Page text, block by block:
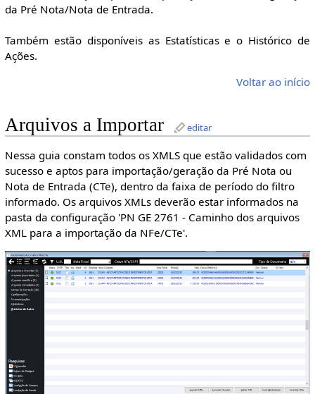
da Pré Nota/Nota de Entrada.
Também estão disponíveis as Estatísticas e o Histórico de
Ações.
Voltar ao início
Arquivos a Importar editar
Nessa guia constam todos os XMLS que estão validados com
sucesso e aptos para importação/geração da Pré Nota ou
Nota de Entrada (CTe), dentro da faixa de período do filtro
informado. Os arquivos XMLs deverão estar informados na
pasta da configuração 'PN GE 2761 - Caminho dos arquivos
XML para a importação da NFe/CTe'.